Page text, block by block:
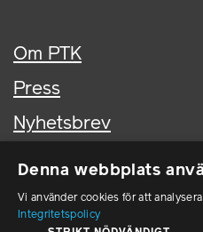
Om PTK
Press
Nyhetsbrev
In English
Denna webbplats
Vi använder cookies för att
Integritetspolicy